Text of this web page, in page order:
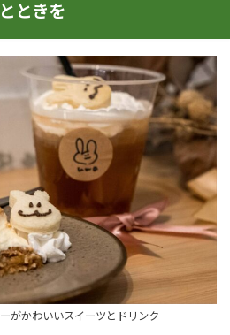
ときを
がかわいいスイーツとドリンク